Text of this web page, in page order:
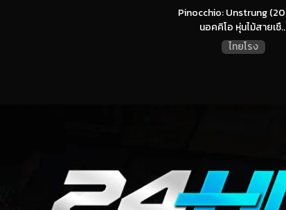
Pinocchio: Unstrung
นอคคิโอ หุ่นไม้สายเชื
ไทยโรง